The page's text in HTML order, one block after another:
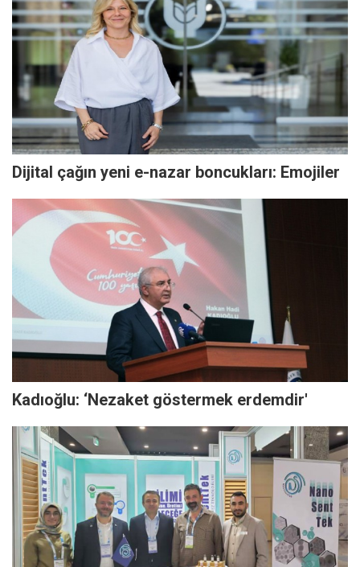
Dijital çağın yeni e-nazar boncukları: Emojiler
Kadıoğlu: ‘Nezaket göstermek erdemdir'